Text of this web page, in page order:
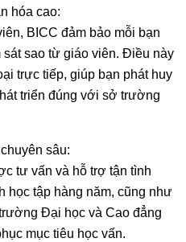
hóa cao:
BICC đảm bảo mỗi bạn
sao từ giáo viên. Điều này
trực tiếp, giúp bạn phát huy
triển đúng với sở trường
sâu:
tư vấn và hỗ trợ tận tình
học tập hàng năm, cũng như
Đại học và Cao đẳng
mục tiêu học vấn.